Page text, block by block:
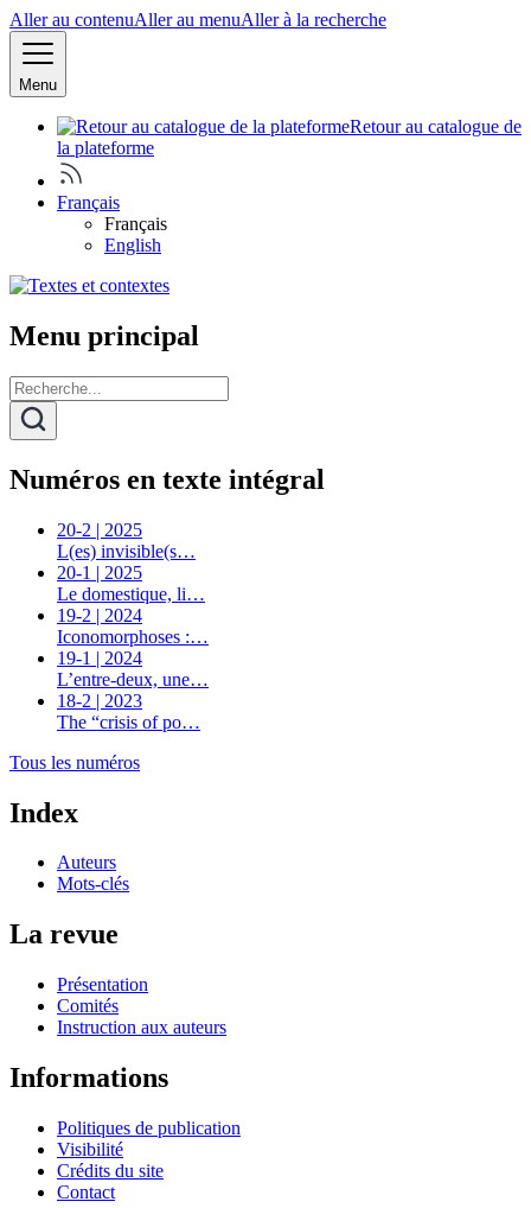
Aller au contenuAller au menuAller à la recherche
Menu
Retour au catalogue de
la plateforme
Français
Français
English
Menu principal
Numéros en texte intégral
20-2 | 2025
L(es) invisible(s…
20-1 | 2025
Le domestique, li…
19-2 | 2024
Iconomorphoses :…
19-1 | 2024
L’entre-deux, une…
18-2 | 2023
The “crisis of po…
Tous les numéros
Index
Auteurs
Mots-clés
La revue
Présentation
Comités
Instruction aux auteurs
Informations
Politiques de publication
Visibilité
Crédits du site
Contact